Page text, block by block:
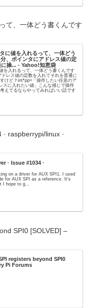
て、一体どう書くんです
に値を入れるって、一体どう
、ポインタにアドレス値の定
操... - Yahoo!知恵袋
を入れるって、一体どう書くんです
レス値の定数を入れてそれを普通に
けど？int*pp=「操作したい任意のア
スに入れたい値」こんな感じで操作
えてるならやってみればいい話です
raspberrypi/linux ·
· Issue #1034 ·
on a driver for AUX SPI1. I used
for AUX SPI as a reference. It's
I hope to g...
SPI0 [SOLVED] –
registers beyond SPI0
Pi Forums